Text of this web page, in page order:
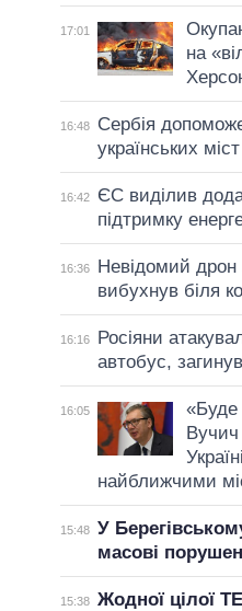
17:01
на
16:48
Сербія
українських міст
16:42
ЄС виділив
підтримку
16:36
Невідомий дрон
вибухнув біля
16:16
Росіяни
автобус,
16:05
«Буде
Вучич
найближчими
15:48 У
масові
15:38 Жодної цілої